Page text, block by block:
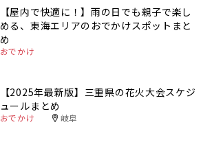
【屋内で快適に！】雨の日でも親子で楽し
める、東海エリアのおでかけスポットまと
め
おでかけ
【2025年最新版】三重県の花火大会スケジ
ュールまとめ
おでかけ 岐阜